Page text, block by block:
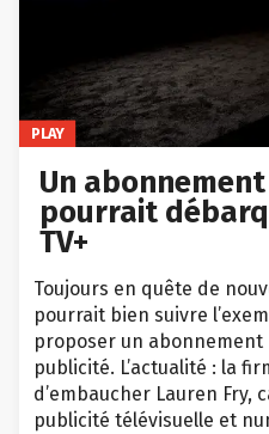
PLAY
Un
pourrait
TV+
Toujours en quête de
pourrait bien suivre
proposer un abonnement
publicité. L’actualité : la
d’embaucher Lauren Fry,
publicité télévisuelle et